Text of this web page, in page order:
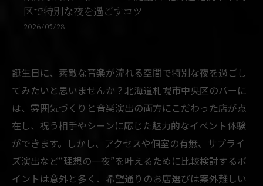
区で特別な夜を過ごすコツ
2026/05/28
誕生日に、素敵な音楽が流れる空間で特別な夜を過ごし
てみたいと思いませんか？北海道札幌市中央区のバーに
は、雰囲気づくりと音楽演出の両方にこだわった店が点
在し、祝う相手やシーンに応じた魅力的なイベント体験
ができます。しかし、アクセスや個室の有無、サプライ
ズ演出など“理想の一夜”を叶えるために比較検討するポ
イントは意外と多く、希望通りのお店選びは案外難しい